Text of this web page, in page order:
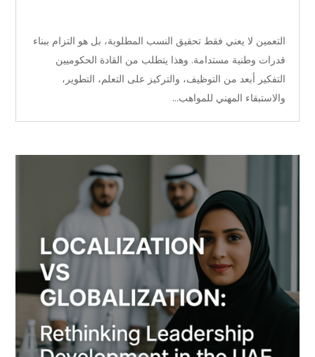
التعمين لا يعني فقط تحقيق النسب المطلوبة، بل هو التزام ببناء
قدرات وطنية مستدامة. وهذا يتطلب من القادة الحكوميين
التفكير أبعد من التوظيف، والتركيز على التعلم، التطوير،
والاستبقاء المهني للمواهب...